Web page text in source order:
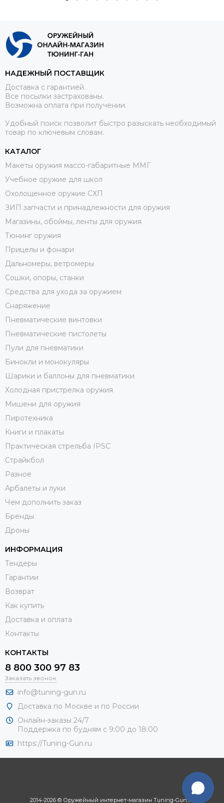
НАДЕЖНЫЙ ПОСТАВЩИК
Доставка с гарантией.
Все посылки застрахованы.
Возможна оплата при получении.
Удобный поиск позволит быстро разыскать необходимый
товар по ключевым словам.
КАТАЛОГ
Макеты оружия массо-габаритные ММГ
Учебное оружие для школ
Охолощенное оружие СХП
ЗИП запчасти и принадлежности для оружия
Магазины, обоймы, ленты для оружия
Тюнинг оружия
Прицелы и фонари
Дальномеры, ветромеры
Сошки, опоры, станки
Средства для ухода за оружием
Снаряжение
Пневматические винтовки
Пневматические пистолеты
Пули для пневматики
Бинокли и монокуляры
Шарики и баллоны для пневматики
Холодная пристрелка оружия
Мишени для оружия
Пиротехника
Книги и плакаты
Практическая стрельба IPSC
Страйкбол
Разное
Арбалеты и луки
Чем дополнить заказ
Бренды
Дроны
ИНФОРМАЦИЯ
Тендеры
Гарантии
Возврат
Как купить
Доставка и оплата
Контакты
КОНТАКТЫ
8 800 300 97 83
Заказать звонок
info@tuning-gun.ru
Доставка по Москве и по России
Онлайн-заказы 24/7
Поддержка по будням с 9:00 до 18:00
https://Tuning-Gun.ru
2014-2026 © Оружейный интернет-магазин Tuning-Gun.ru.